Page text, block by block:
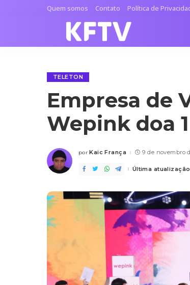
Quem somos Contato Política de
TELETON
Empresa de
Wepink doa
Posted
por Kaic França 9 de novembro
Última